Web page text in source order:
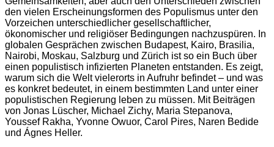
den vielen Erscheinungsformen des Populismus unter den
Vorzeichen unterschiedlicher gesellschaftlicher,
ökonomischer und religiöser Bedingungen nachzuspüren. In
globalen Gesprächen zwischen Budapest, Kairo, Brasilia,
Nairobi, Moskau, Salzburg und Zürich ist so ein Buch über
einen populistisch infizierten Planeten entstanden. Es zeigt,
warum sich die Welt vielerorts in Aufruhr befindet – und was
es konkret bedeutet, in einem bestimmten Land unter einer
populistischen Regierung leben zu müssen. Mit Beiträgen
von Jonas Lüscher, Michael Zichy, Maria Stepanova,
Youssef Rakha, Yvonne Owuor, Carol Pires, Naren Bedide
und Ágnes Heller.